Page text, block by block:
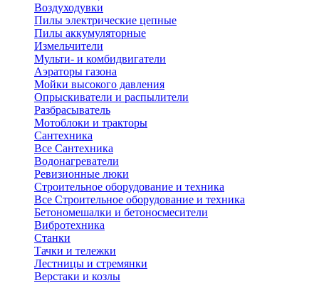
Воздуходувки
Пилы электрические цепные
Пилы аккумуляторные
Измельчители
Мульти- и комбидвигатели
Аэраторы газона
Мойки высокого давления
Опрыскиватели и распылители
Разбрасыватель
Мотоблоки и тракторы
Сантехника
Все Сантехника
Водонагреватели
Ревизионные люки
Строительное оборудование и техника
Все Строительное оборудование и техника
Бетономешалки и бетоносмесители
Вибротехника
Станки
Тачки и тележки
Лестницы и стремянки
Верстаки и козлы